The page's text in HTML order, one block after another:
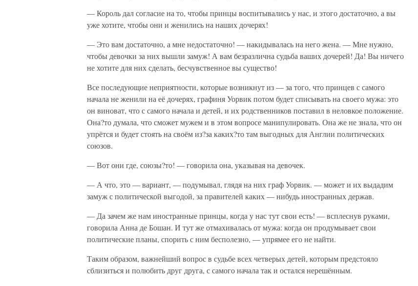
— Король дал согласие на то, чтобы принцы воспитывались у нас, и этого достаточно, а вы
уже хотите, чтобы они и женились на наших дочерях!
— Это вам достаточно, а мне недостаточно! — накидывалась на него жена. — Мне нужно,
чтобы девочки за них вышли замуж! А вам безразлична судьба ваших дочерей! Да! Вы ничего
не хотите для них сделать, бесчувственное вы существо!
Все последующие неприятности, которые возникнут из — за того, что принцев с самого
начала не женили на её дочерях, графиня Уорвик потом будет списывать на своего мужа: это
он виноват, что с самого начала и детей, и их родственников поставил в неловкое положение.
Она?то думала, что сможет мужем и в этом вопросе манипулировать. Она же не знала, что он
упрётся и будет стоять на своём из?за каких?то там выгодных для Англии политических
союзов.
— Вот они где, союзы?то! — говорила она, указывая на девочек.
— А что, это — вариант, — подумывал, глядя на них граф Уорвик. — может и их выдадим
замуж с политической выгодой, за правителей каких — нибудь иностранных держав.
— Да зачем же нам иностранные принцы, когда у нас тут свои есть! — всплеснув руками,
говорила Анна де Бошан. И тут же отмахивалась от мужа: когда он продумывает свои
политические планы, спорить с ним бесполезно, — упрямее его не найти.
Таким образом, важнейший вопрос в судьбе всех четверых детей, которым предстояло
сблизиться и полюбить друг друга, с самого начала так и остался нерешённым.